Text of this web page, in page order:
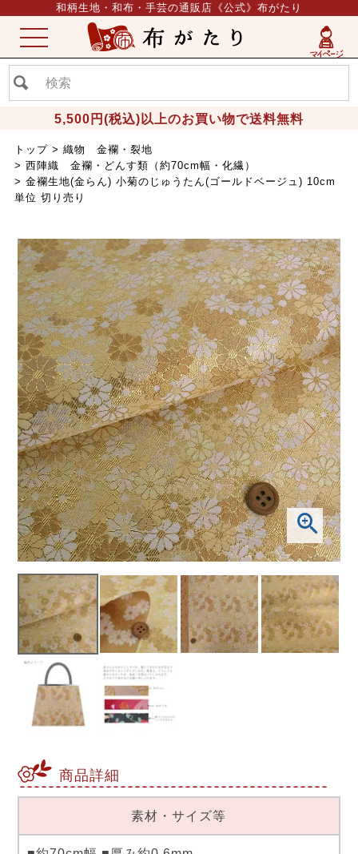
和柄生地・和布・手芸の通販店《公式》布がたり
5,500円(税込)以上のお買い物で送料無料
ME
NU
トップ
織物 金襴・裂地
西陣織 金襴・どんす類（約70cm幅・化繊）
金襴生地(金らん) 小菊のじゅうたん(ゴールドベージュ) 10cm
単位 切り売り
商品詳細
素材・サイズ等